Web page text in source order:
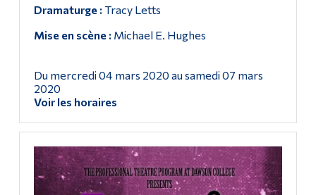
Dramaturge : Tracy Letts
Mise en scène : Michael E. Hughes
Du mercredi 04 mars 2020 au samedi 07 mars
2020
Voir les horaires